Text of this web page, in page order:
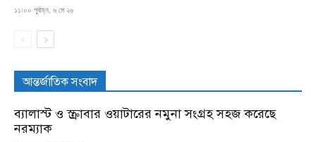
১১:০০ পূর্বাহ্ন, ৬ মে ২৬
আন্তর্জাতিক সংবাদ
ব্যালাস্ট ও স্ক্রাবার ওয়াটারের নমুনা সংগ্রহ সহজ করেছে
নরম্যাক